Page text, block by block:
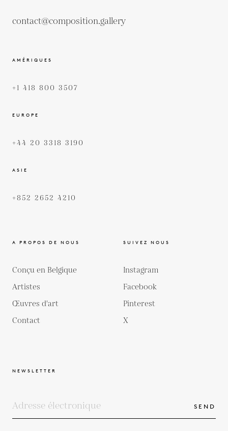
contact@composition.gallery
AMÉRIQUES
+1 418 800 3507
EUROPE
+44 20 3318 3190
ASIE
+852 2652 4210
A PROPOS DE NOUS
Conçu en Belgique
Artistes
Œuvres d'art
Contact
SUIVEZ NOUS
Instagram
Facebook
Pinterest
X
NEWSLETTER
SEND